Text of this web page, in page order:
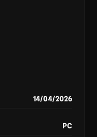
14/04/2026
PC